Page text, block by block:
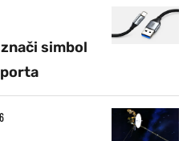
simbol